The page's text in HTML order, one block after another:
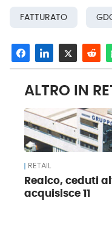
FATTURATO
ALTRO IN
RETAIL
Realco, ceduti
acquisisce 11